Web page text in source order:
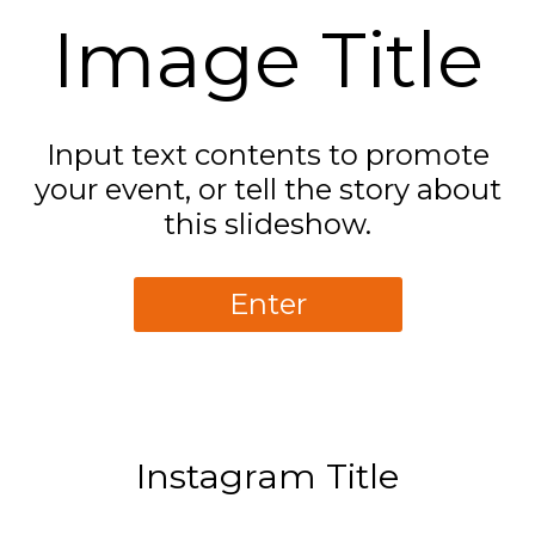
Image Title
Input text contents to promote
your event, or tell the story about
this slideshow.
Enter
Instagram Title